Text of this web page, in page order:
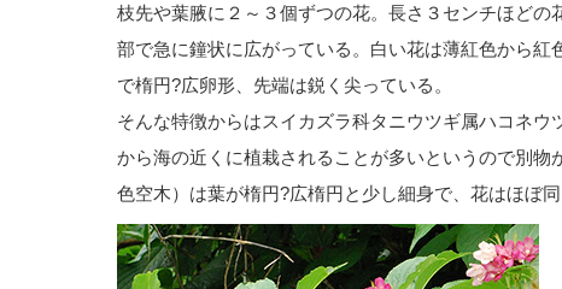
枝先や葉腋に２～３個ずつの花。長さ３センチほど
部で急に鐘状に広がっている。白い花は薄紅色から紅
で楕円?広卵形、先端は鋭く尖っている。
そんな特徴からはスイカズラ科タニウツギ属ハコネウ
から海の近くに植栽されることが多いというので別物
色空木）は葉が楕円?広楕円と少し細身で、花はほぼ同